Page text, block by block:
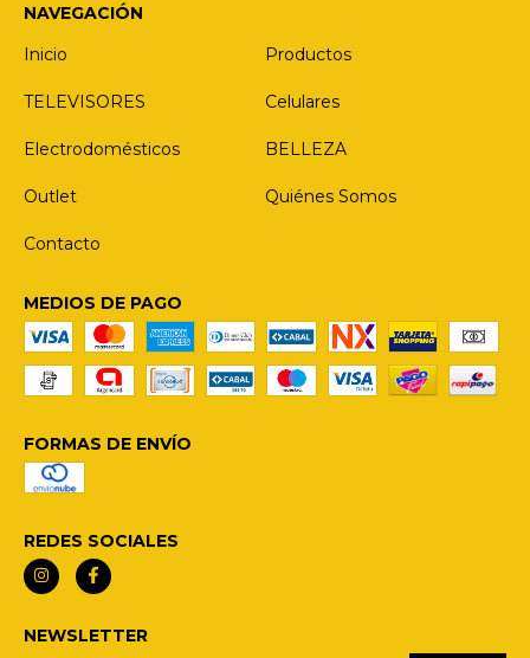
NAVEGACIÓN
Inicio
Productos
TELEVISORES Celulares
Electrodomésticos BELLEZA
Outlet Quiénes Somos
Contacto
MEDIOS DE PAGO
FORMAS DE ENVÍO
REDES SOCIALES
NEWSLETTER